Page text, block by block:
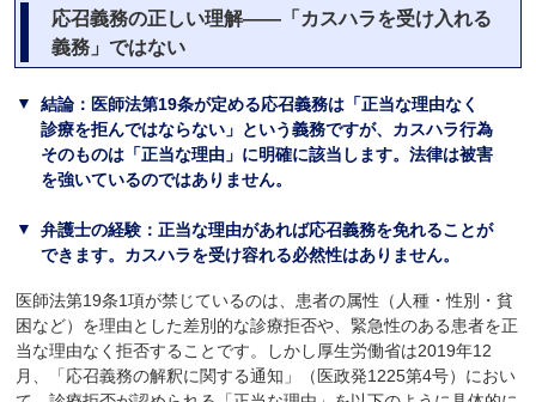
応召義務の正しい理解――「カスハラを受け入れる
義務」ではない
結論：医師法第19条が定める応召義務は「正当な理由なく
診療を拒んではならない」という義務ですが、カスハラ行為
そのものは「正当な理由」に明確に該当します。法律は被害
を強いているのではありません。
弁護士の経験：正当な理由があれば応召義務を免れることが
できます。カスハラを受け容れる必然性はありません。
医師法第19条1項が禁じているのは、患者の属性（人種・性別・貧
困など）を理由とした差別的な診療拒否や、緊急性のある患者を正
当な理由なく拒否することです。しかし厚生労働省は2019年12
月、「応召義務の解釈に関する通知」（医政発1225第4号）におい